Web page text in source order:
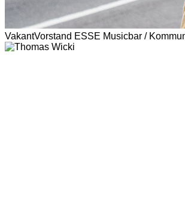
VakantVorstand ESSE Musicbar /